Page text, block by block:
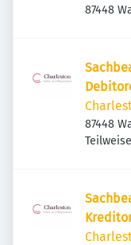
87448
87448